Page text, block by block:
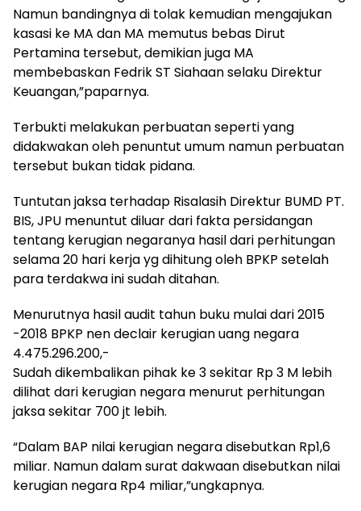
Namun bandingnya di tolak kemudian mengajukan
kasasi ke MA dan MA memutus bebas Dirut
Pertamina tersebut, demikian juga MA
membebaskan Fedrik ST Siahaan selaku Direktur
Keuangan,”paparnya.
Terbukti melakukan perbuatan seperti yang
didakwakan oleh penuntut umum namun perbuatan
tersebut bukan tidak pidana.
Tuntutan jaksa terhadap Risalasih Direktur BUMD PT.
BIS, JPU menuntut diluar dari fakta persidangan
tentang kerugian negaranya hasil dari perhitungan
selama 20 hari kerja yg dihitung oleh BPKP setelah
para terdakwa ini sudah ditahan.
Menurutnya hasil audit tahun buku mulai dari 2015
-2018 BPKP nen declair kerugian uang negara
4.475.296.200,-
Sudah dikembalikan pihak ke 3 sekitar Rp 3 M lebih
dilihat dari kerugian negara menurut perhitungan
jaksa sekitar 700 jt lebih.
“Dalam BAP nilai kerugian negara disebutkan Rp1,6
miliar. Namun dalam surat dakwaan disebutkan nilai
kerugian negara Rp4 miliar,”ungkapnya.